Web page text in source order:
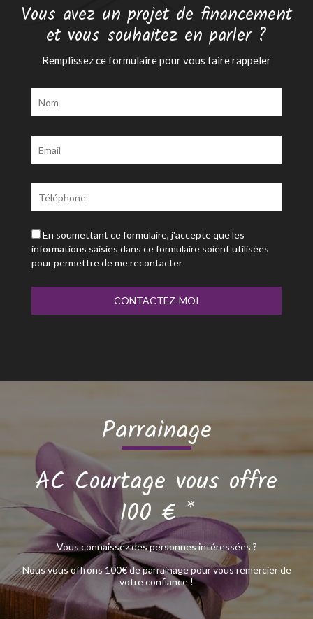
Vous avez un projet de financement
et vous souhaitez en parler ?
Remplissez ce formulaire pour vous faire rappeler
En soumettant ce formulaire, j'accepte que les
informations saisies dans ce formulaire soient utilisées
pour permettre de me recontacter
Parrainage
AC Courtage vous offre
100 € *
Vous connaissez des personnes intéressées ?
Nous vous offrons 100€ de parrainage pour vous remercier de
votre confiance !